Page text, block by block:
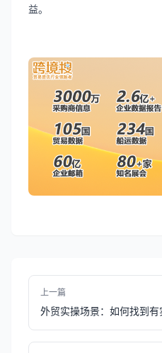
益。
上一篇
外贸实操场景：如何找到